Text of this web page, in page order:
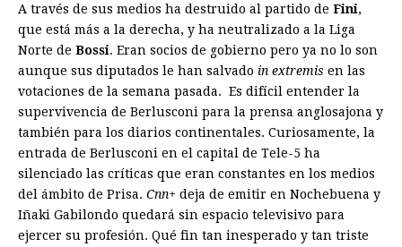
A través de sus medios ha destruido al partido de Fini,
que está más a la derecha, y ha neutralizado a la Liga
Norte de Bossi. Eran socios de gobierno pero ya no lo son
aunque sus diputados le han salvado in extremis en las
votaciones de la semana pasada. Es difícil entender la
supervivencia de Berlusconi para la prensa anglosajona y
también para los diarios continentales. Curiosamente, la
entrada de Berlusconi en el capital de Tele-5 ha
silenciado las críticas que eran constantes en los medios
del ámbito de Prisa. Cnn+ deja de emitir en Nochebuena y
Iñaki Gabilondo quedará sin espacio televisivo para
ejercer su profesión. Qué fin tan inesperado y tan triste